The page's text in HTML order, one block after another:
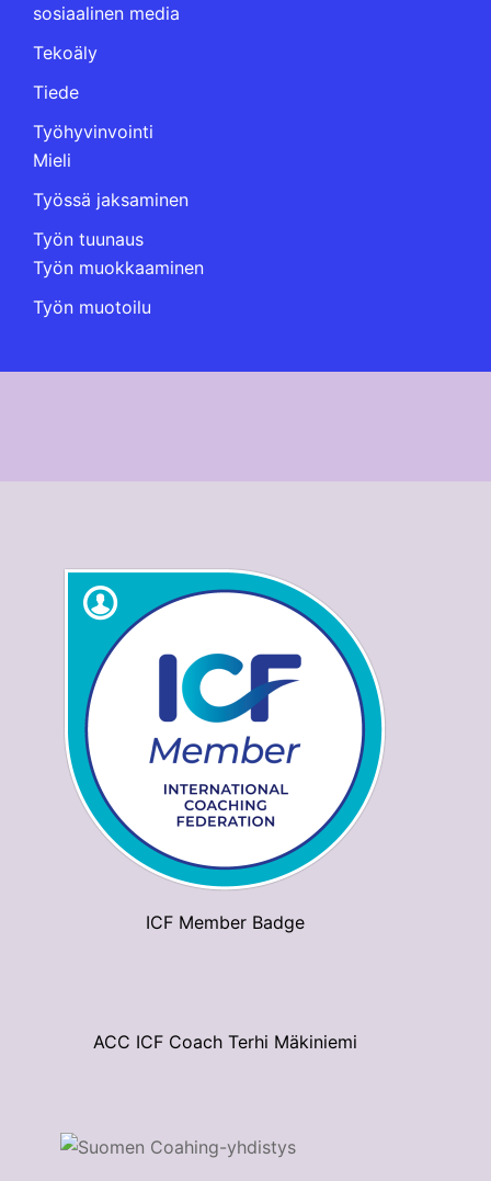
sosiaalinen media
Tekoäly
Tiede
Työhyvinvointi
Mieli
Työssä jaksaminen
Työn tuunaus
Työn muokkaaminen
Työn muotoilu
ICF Member Badge
ACC ICF Coach Terhi Mäkiniemi